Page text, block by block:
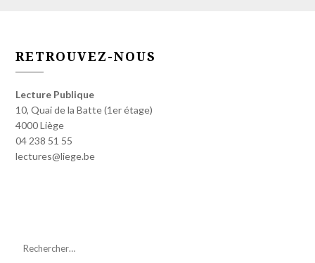
RETROUVEZ-NOUS
Lecture Publique
10, Quai de la Batte (1er étage)
4000 Liège
04 238 51 55
lectures@liege.be